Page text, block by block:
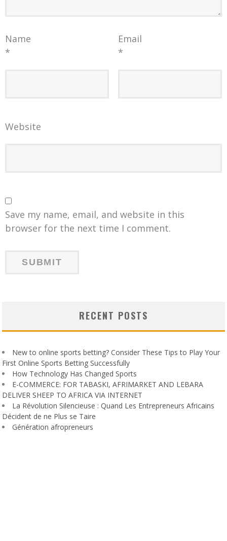
Name
*
Email
*
Website
Save my name, email, and website in this
browser for the next time I comment.
RECENT POSTS
New to online sports betting? Consider These Tips to Play Your
First Online Sports Betting Successfully
How Technology Has Changed Sports
E-COMMERCE: FOR TABASKI, AFRIMARKET AND LEBARA
DELIVER SHEEP TO AFRICA VIA INTERNET
La Révolution Silencieuse : Quand Les Entrepreneurs Africains
Décident de ne Plus se Taire
Génération afropreneurs